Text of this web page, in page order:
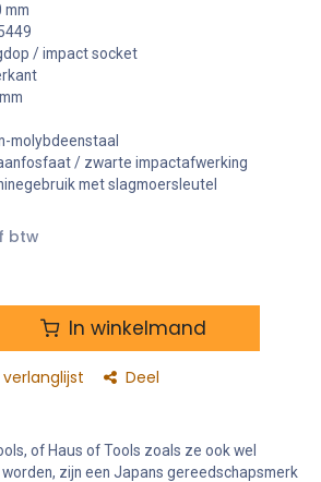
mm
/ impact socket
molybdeenstaal
/ zwarte impactafwerking
met slagmoersleutel
btw
In winkelmand
Deel
of Haus of Tools zoals ze ook wel
zijn een Japans gereedschapsmerk